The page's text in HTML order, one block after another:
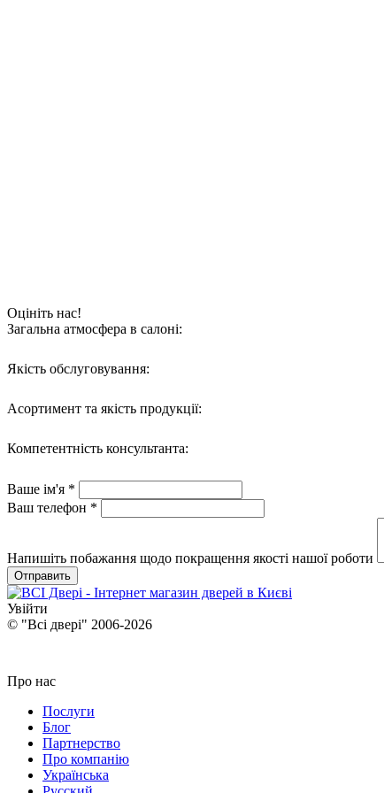
Оцініть нас!
Загальна атмосфера в салоні:
Якість обслуговування:
Асортимент та якість продукції:
Компетентність консультанта:
Ваше ім'я *
Ваш телефон *
Напишіть побажання щодо покращення якості нашої роботи
Отправить
Увійти
© "Всі двері" 2006-2026
Про нас
Послуги
Блог
Партнерство
Про компанію
Українська